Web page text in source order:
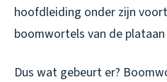
hoofdleiding onder zijn
boomwortels van de
Dus wat gebeurt er?